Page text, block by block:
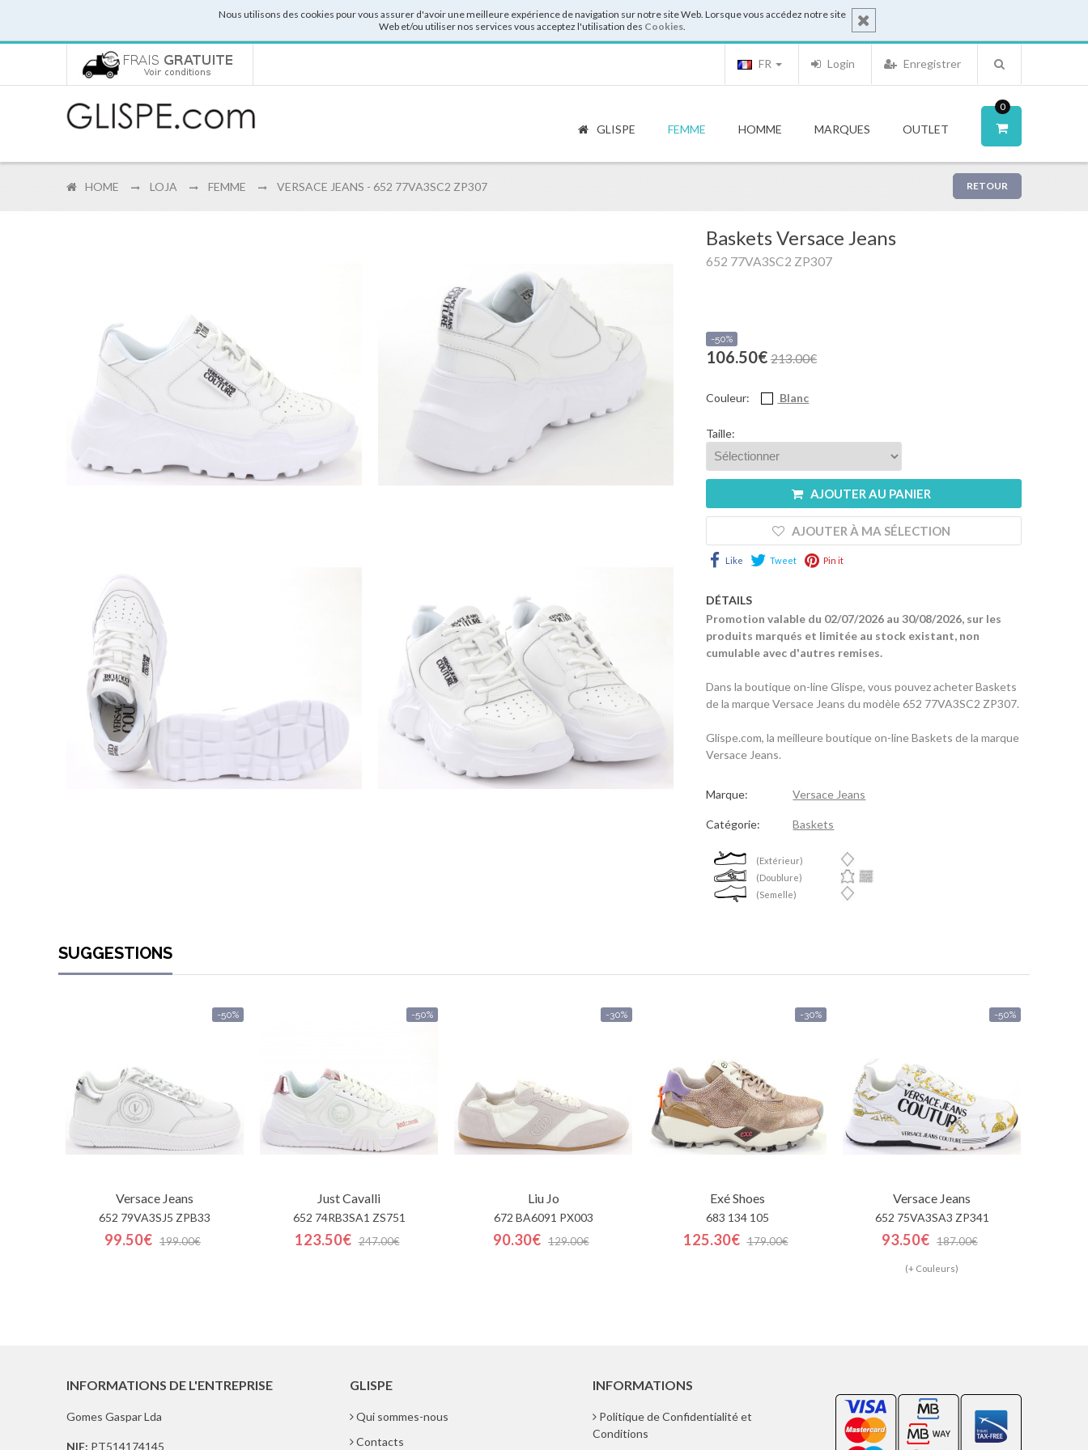
Nous utilisons des cookies pour vous assurer d'avoir une meilleure expérience de navigation sur notre site Web. Lorsque vous accédez notre site
Web et/ou utiliser nos services vous acceptez l'utilisation des Cookies.
Enregistrer
Login
FR
0
GLISPE FEMME HOMME MARQUES OUTLET
RETOUR
HOME LOJA FEMME VERSACE JEANS - 652 77VA3SC2 ZP307
Baskets Versace Jeans
652 77VA3SC2 ZP307
-50%
106.50€ 213.00€
Couleur: Blanc
Taille:
AJOUTER AU PANIER
AJOUTER À MA SÉLECTION
Like Tweet Pin it
DÉTAILS
Promotion valable du 02/07/2026 au 30/08/2026, sur les
produits marqués et limitée au stock existant, non
cumulable avec d'autres remises.
Dans la boutique on-line Glispe, vous pouvez acheter Baskets
de la marque Versace Jeans du modèle 652 77VA3SC2 ZP307.
Glispe.com, la meilleure boutique on-line Baskets de la marque
Versace Jeans.
Marque: Versace Jeans
Catégorie: Baskets
(Extérieur)
(Doublure)
(Semelle)
SUGGESTIONS
-50%
Versace Jeans
652 79VA3SJ5 ZPB33
99.50€ 199.00€
-50%
Just Cavalli
652 74RB3SA1 ZS751
123.50€ 247.00€
-30%
Liu Jo
672 BA6091 PX003
90.30€ 129.00€
-30%
Exé Shoes
683 134 105
125.30€ 179.00€
-50%
Versace Jeans
652 75VA3SA3 ZP341
93.50€ 187.00€
(+ Couleurs)
INFORMATIONS DE L'ENTREPRISE
Gomes Gaspar Lda
NIF: PT514174145
GLISPE
Qui sommes-nous
Contacts
INFORMATIONS
Politique de Confidentialité et
Conditions